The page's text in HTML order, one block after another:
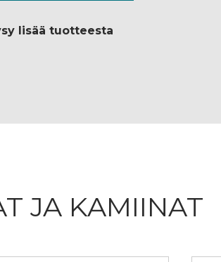
lisää tuotteesta
JA KAMIINAT